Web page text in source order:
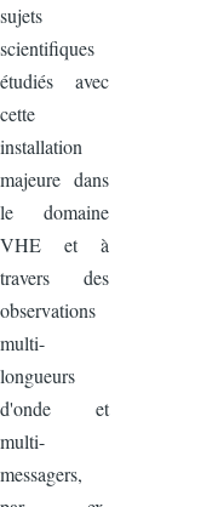
sujets
scientifiques
étudiés avec
cette
installation
majeure dans
le domaine
VHE et à
travers des
observations
multi-
longueurs
d'onde et
multi-
messagers,